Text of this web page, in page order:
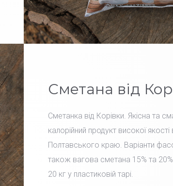
Сметана від
Сметанка від Корівки. Якісна та
калорійний продукт високої
Полтавського краю. Варіанти
також вагова сметана 15% та
20 кг у пластиковій тарі.